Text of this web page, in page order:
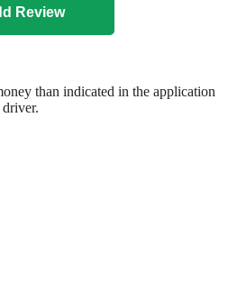
than indicated in the application